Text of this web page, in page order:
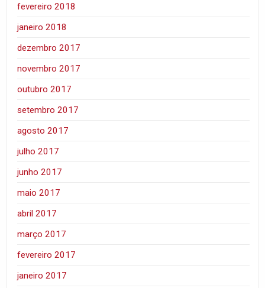
fevereiro 2018
janeiro 2018
dezembro 2017
novembro 2017
outubro 2017
setembro 2017
agosto 2017
julho 2017
junho 2017
maio 2017
abril 2017
março 2017
fevereiro 2017
janeiro 2017